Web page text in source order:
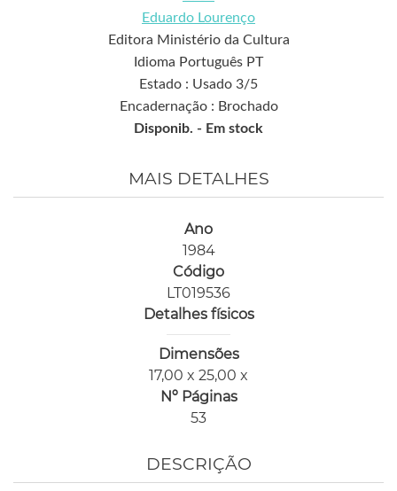
Eduardo Lourenço
Editora Ministério da Cultura
Idioma Português PT
Estado : Usado 3/5
Encadernação : Brochado
Disponib. - Em stock
MAIS DETALHES
Ano
1984
Código
LT019536
Detalhes físicos
Dimensões
17,00 x 25,00 x
Nº Páginas
53
DESCRIÇÃO